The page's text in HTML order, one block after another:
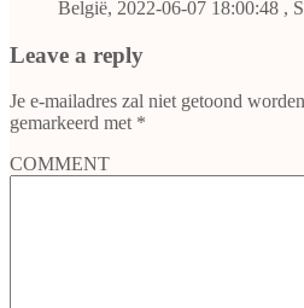
België, 2022-06-07 18:00:48 ,
Leave a reply
Je e-mailadres zal niet getoond
gemarkeerd met *
COMMENT